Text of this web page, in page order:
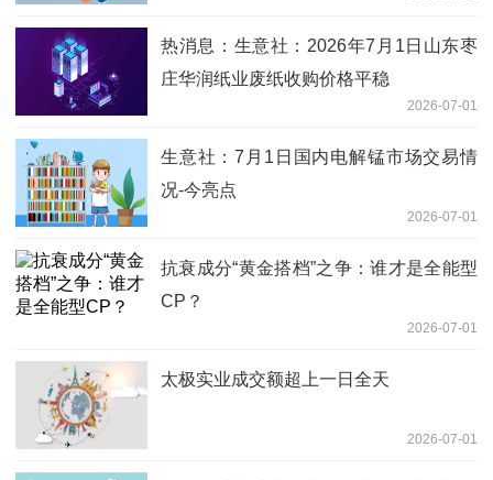
热消息：生意社：2026年7月1日山东枣
庄华润纸业废纸收购价格平稳
2026-07-01
生意社：7月1日国内电解锰市场交易情
况-今亮点
2026-07-01
抗衰成分“黄金搭档”之争：谁才是全能型
CP？
2026-07-01
太极实业成交额超上一日全天
2026-07-01